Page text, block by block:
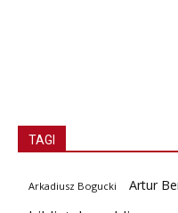
TAGI
Arkadiusz Bogucki Artur